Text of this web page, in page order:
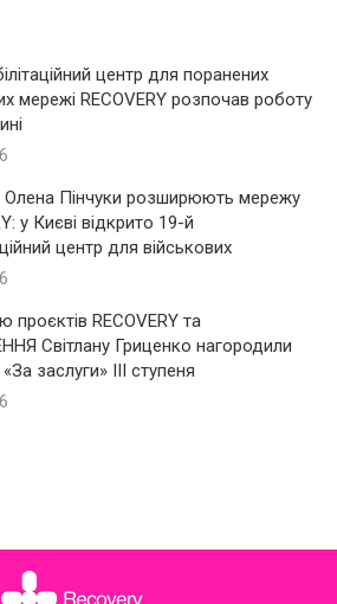
центр для поранених
мережі RECOVERY розпочав роботу
Олена Пінчуки розширюють мережу
у Києві відкрито 19-й
центр для військових
проєктів RECOVERY та
Світлану Гриценко нагородили
заслуги» III ступеня